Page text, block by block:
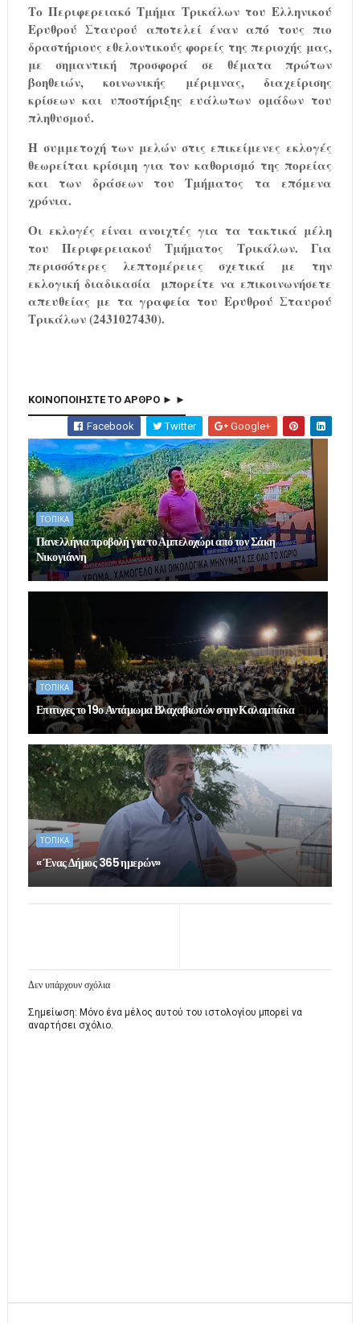
Το Περιφερειακό Τμήμα Τρικάλων του Ελληνικού
Ερυθρού Σταυρού αποτελεί έναν από τους πιο
δραστήριους εθελοντικούς φορείς της περιοχής μας,
με σημαντική προσφορά σε θέματα πρώτων
βοηθειών, κοινωνικής μέριμνας, διαχείρισης
κρίσεων και υποστήριξης ευάλωτων ομάδων του
πληθυσμού.
Η συμμετοχή των μελών στις επικείμενες εκλογές
θεωρείται κρίσιμη για τον καθορισμό της πορείας
και των δράσεων του Τμήματος τα επόμενα
χρόνια.
Οι εκλογές είναι ανοιχτές για τα τακτικά μέλη
του Περιφερειακού Τμήματος Τρικάλων. Για
περισσότερες λεπτομέρειες σχετικά με την
εκλογική διαδικασία μπορείτε να επικοινωνήσετε
απευθείας με τα γραφεία του Ερυθρού Σταυρού
Τρικάλων (2431027430).
ΚΟΙΝΟΠΟΙΗΣΤΕ ΤΟ ΑΡΘΡΟ ► ►
Facebook Twitter Google+
ΤΟΠΙΚΑ
Πανελλήνια προβολή για το Αμπελοχώρι από τον Σάκη
Νικογιάννη
ΤΟΠΙΚΑ
Επιτυχες το 19ο Αντάμωμα Βλαχαβιωτών στην Καλαμπάκα
ΤΟΠΙΚΑ
« Ένας Δήμος 365 ημερών»
Δεν υπάρχουν σχόλια
Σημείωση: Μόνο ένα μέλος αυτού του ιστολογίου μπορεί να
αναρτήσει σχόλιο.